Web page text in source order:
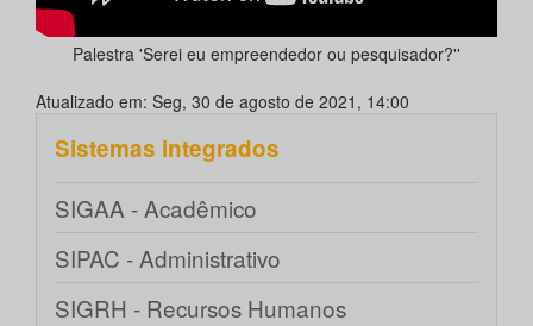
Palestra 'Serei eu empreendedor ou pesquisador?''
Atualizado em: Seg, 30 de agosto de 2021, 14:00
Sistemas integrados
SIGAA - Acadêmico
SIPAC - Administrativo
SIGRH - Recursos Humanos